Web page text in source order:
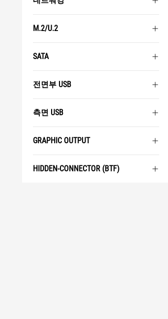
M.2/U.2
SATA
전면부 USB
측면 USB
GRAPHIC OUTPUT
HIDDEN-CONNECTOR (BTF)